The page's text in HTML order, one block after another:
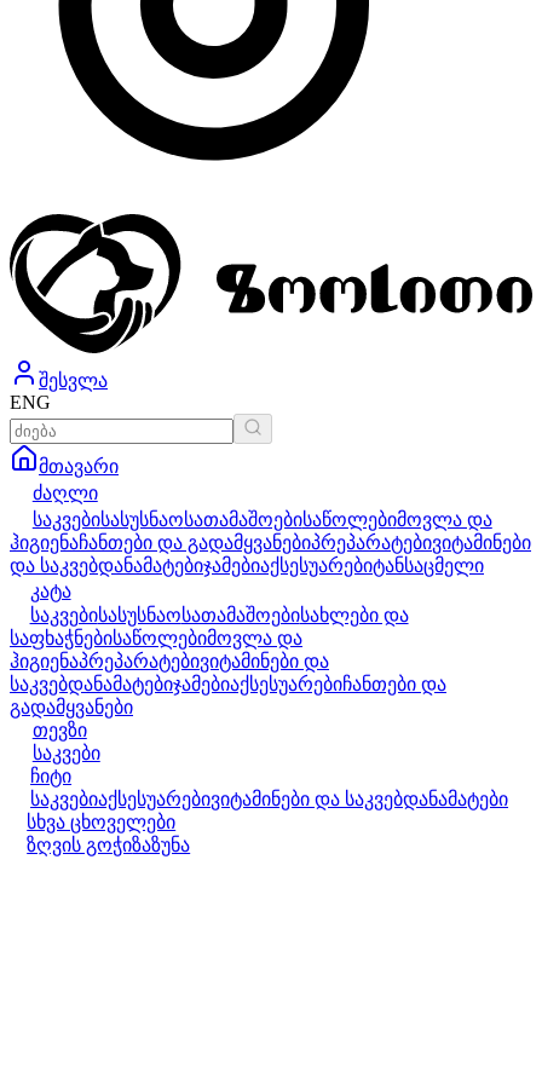
შესვლა
ENG
მთავარი
ძაღლი
საკვებისასუსნაოსათამაშოებისაწოლებიმოვლა და
ჰიგიენაჩანთები და გადამყვანებიპრეპარატებივიტამინები
და საკვებდანამატებიჯამებიაქსესუარებიტანსაცმელი
კატა
საკვებისასუსნაოსათამაშოებისახლები და
საფხაჭნებისაწოლებიმოვლა და
ჰიგიენაპრეპარატებივიტამინები და
საკვებდანამატებიჯამებიაქსესუარებიჩანთები და
გადამყვანები
თევზი
საკვები
ჩიტი
საკვებიაქსესუარებივიტამინები და საკვებდანამატები
სხვა ცხოველები
ზღვის გოჭიზაზუნა